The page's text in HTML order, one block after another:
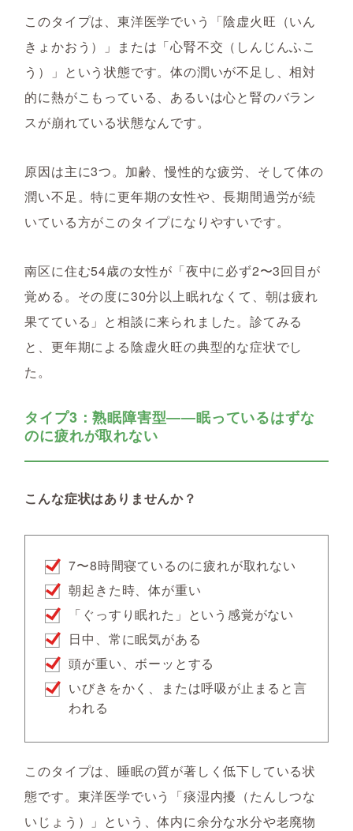
このタイプは、東洋医学でいう「陰虚火旺（いん
きょかおう）」または「心腎不交（しんじんふこ
う）」という状態です。体の潤いが不足し、相対
的に熱がこもっている、あるいは心と腎のバラン
スが崩れている状態なんです。
原因は主に3つ。加齢、慢性的な疲労、そして体の
潤い不足。特に更年期の女性や、長期間過労が続
いている方がこのタイプになりやすいです。
南区に住む54歳の女性が「夜中に必ず2〜3回目が
覚める。その度に30分以上眠れなくて、朝は疲れ
果てている」と相談に来られました。診てみる
と、更年期による陰虚火旺の典型的な症状でし
た。
タイプ3：熟眠障害型――眠っているはずな
のに疲れが取れない
こんな症状はありませんか？
7〜8時間寝ているのに疲れが取れない
朝起きた時、体が重い
「ぐっすり眠れた」という感覚がない
日中、常に眠気がある
頭が重い、ボーッとする
いびきをかく、または呼吸が止まると言
われる
このタイプは、睡眠の質が著しく低下している状
態です。東洋医学でいう「痰湿内擾（たんしつな
いじょう）」という、体内に余分な水分や老廃物